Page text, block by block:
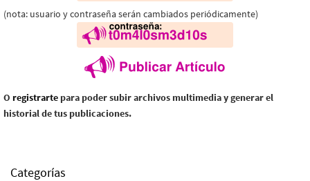
(nota: usuario y contraseña serán cambiados periódicamente)
O registrarte para poder subir archivos multimedia y generar el
historial de tus publicaciones.
Categorías